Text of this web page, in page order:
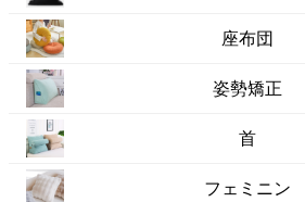
座布団
姿勢矯正
首
フェミニン